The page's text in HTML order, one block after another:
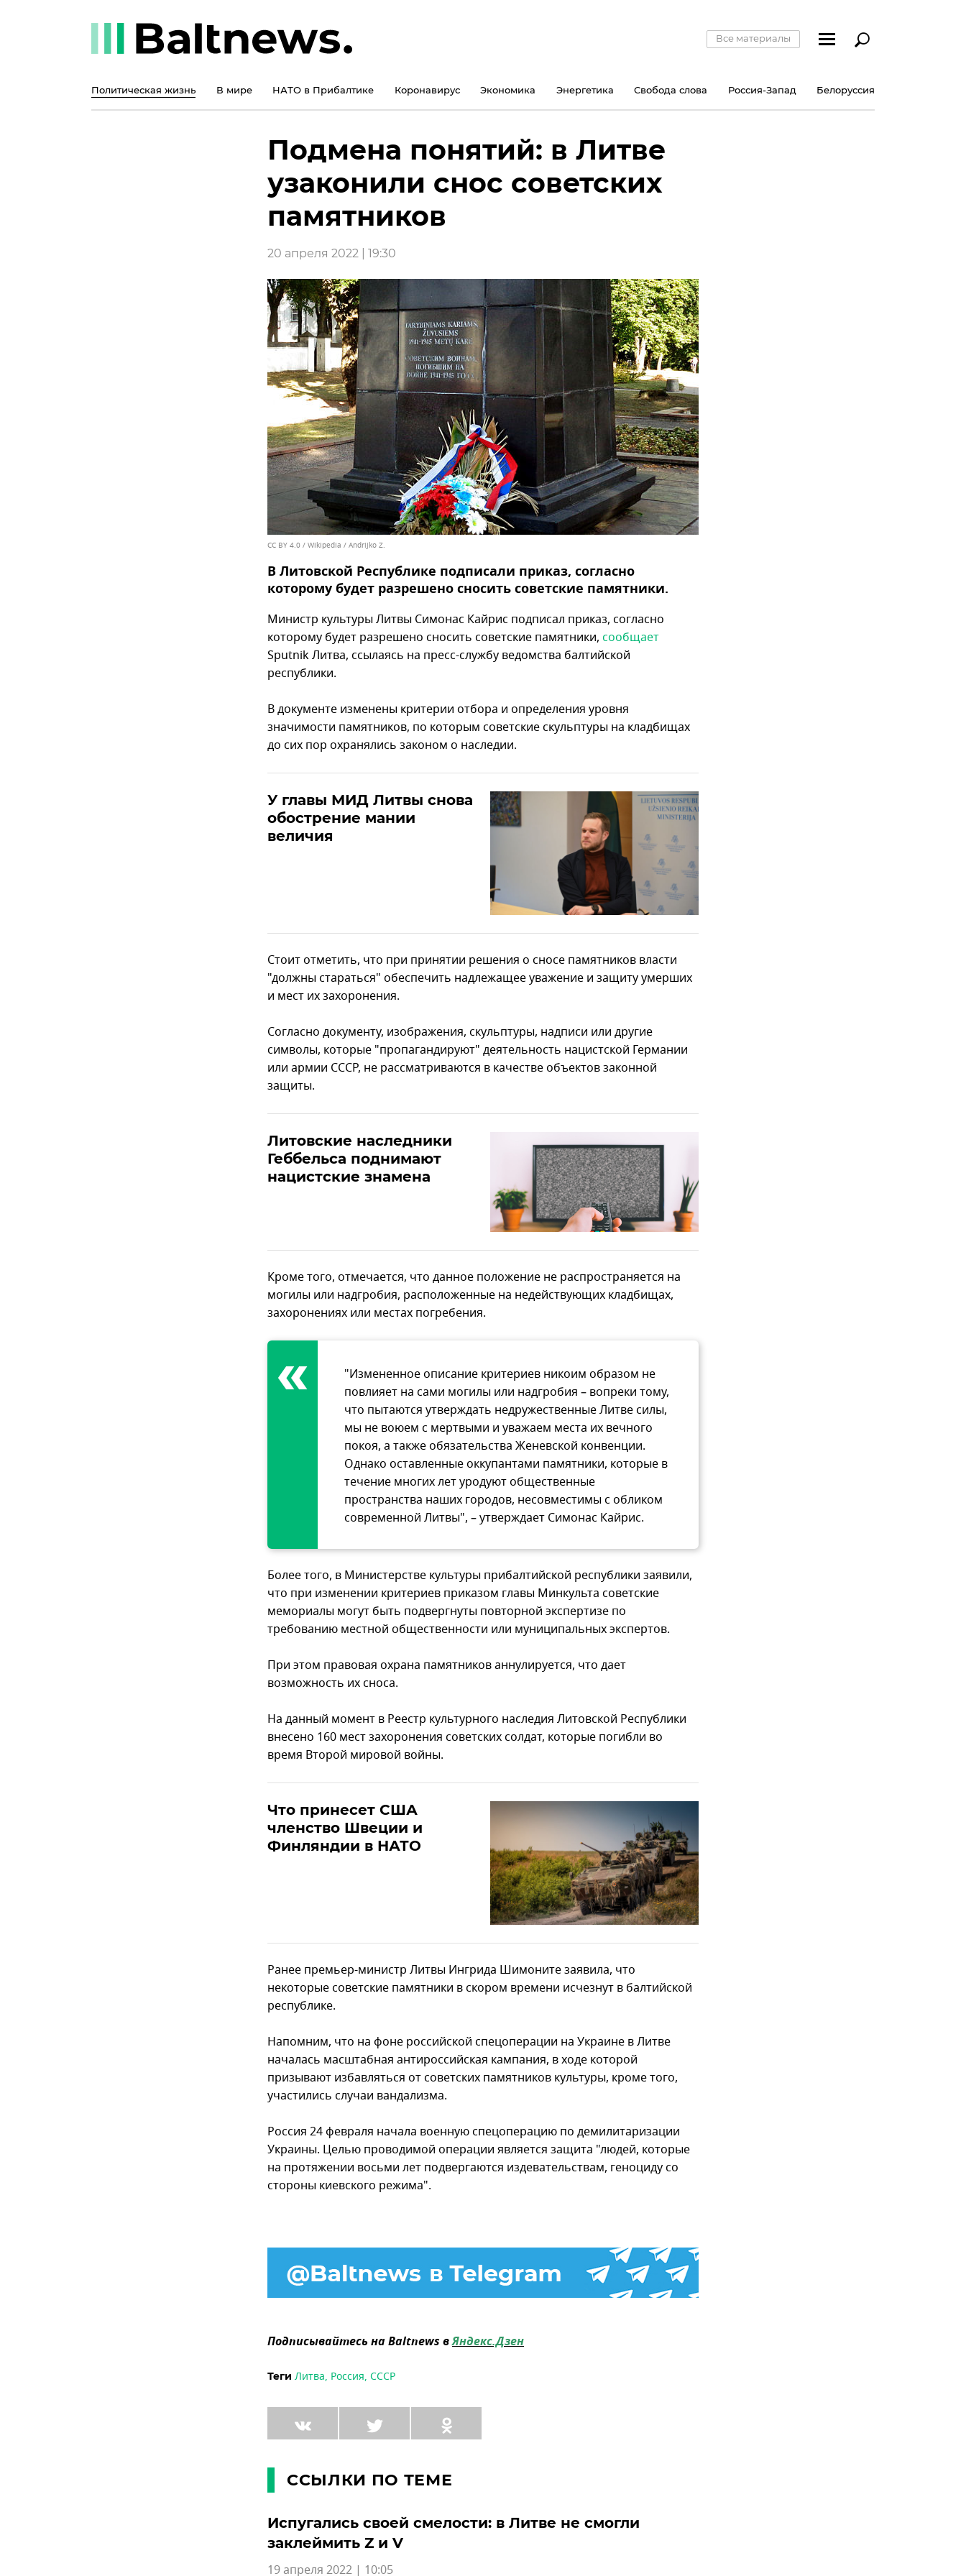
Все материалы
Политическая жизнь В мире НАТО в Прибалтике Коронавирус Экономика Энергетика Свобода слова Россия-Запад Белоруссия
Подмена понятий: в Литве
узаконили снос советских
памятников
20 апреля 2022 | 19:30
CC BY 4.0 / Wikipedia / Andrijko Z.
В Литовской Республике подписали приказ, согласно
которому будет разрешено сносить советские памятники.
Министр культуры Литвы Симонас Кайрис подписал приказ, согласно
которому будет разрешено сносить советские памятники, сообщает
Sputnik Литва, ссылаясь на пресс-службу ведомства балтийской
республики.
В документе изменены критерии отбора и определения уровня
значимости памятников, по которым советские скульптуры на кладбищах
до сих пор охранялись законом о наследии.
У главы МИД Литвы снова
обострение мании
величия
Стоит отметить, что при принятии решения о сносе памятников власти
"должны стараться" обеспечить надлежащее уважение и защиту умерших
и мест их захоронения.
Согласно документу, изображения, скульптуры, надписи или другие
символы, которые "пропагандируют" деятельность нацистской Германии
или армии СССР, не рассматриваются в качестве объектов законной
защиты.
Литовские наследники
Геббельса поднимают
нацистские знамена
Кроме того, отмечается, что данное положение не распространяется на
могилы или надгробия, расположенные на недействующих кладбищах,
захоронениях или местах погребения.
"Измененное описание критериев никоим образом не
повлияет на сами могилы или надгробия – вопреки тому,
что пытаются утверждать недружественные Литве силы,
мы не воюем с мертвыми и уважаем места их вечного
покоя, а также обязательства Женевской конвенции.
Однако оставленные оккупантами памятники, которые в
течение многих лет уродуют общественные
пространства наших городов, несовместимы с обликом
современной Литвы", – утверждает Симонас Кайрис.
Более того, в Министерстве культуры прибалтийской республики заявили,
что при изменении критериев приказом главы Минкульта советские
мемориалы могут быть подвергнуты повторной экспертизе по
требованию местной общественности или муниципальных экспертов.
При этом правовая охрана памятников аннулируется, что дает
возможность их сноса.
На данный момент в Реестр культурного наследия Литовской Республики
внесено 160 мест захоронения советских солдат, которые погибли во
время Второй мировой войны.
Что принесет США
членство Швеции и
Финляндии в НАТО
Ранее премьер-министр Литвы Ингрида Шимоните заявила, что
некоторые советские памятники в скором времени исчезнут в балтийской
республике.
Напомним, что на фоне российской спецоперации на Украине в Литве
началась масштабная антироссийская кампания, в ходе которой
призывают избавляться от советских памятников культуры, кроме того,
участились случаи вандализма.
Россия 24 февраля начала военную спецоперацию по демилитаризации
Украины. Целью проводимой операции является защита "людей, которые
на протяжении восьми лет подвергаются издевательствам, геноциду со
стороны киевского режима".
Подписывайтесь на Baltnews вЯндекс.Дзен
Теги Литва, Россия, СССР
ССЫЛКИ ПО ТЕМЕ
Испугались своей смелости: в Литве не смогли
заклеймить Z и V
19 апреля 2022 | 10:05